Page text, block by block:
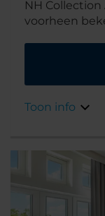
NH
voorheen
Munttoren.
van alle grote
winkelstraten.
Toon info